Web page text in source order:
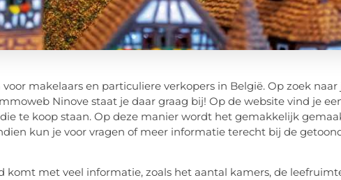
makelaars en particuliere verkopers in België. Op zoek naar
Ninove staat je daar graag bij! Op de website vind je
te koop staan. Op deze manier wordt het gemakkelijk
kun je voor vragen of meer informatie terecht bij de
komt met veel informatie, zoals het aantal kamers, de